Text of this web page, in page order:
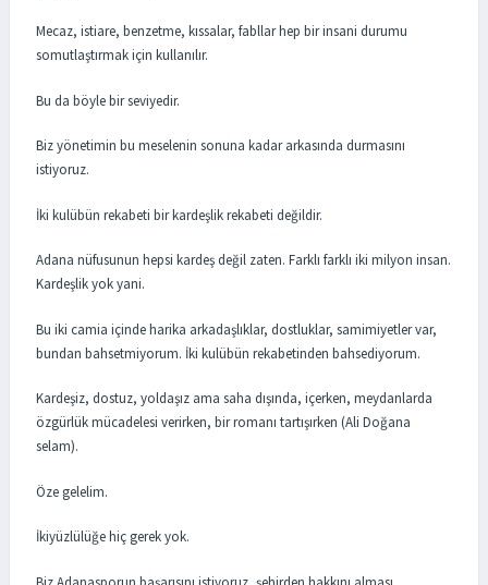
Mecaz, istiare, benzetme, kıssalar, fabllar hep bir insani durumu
somutlaştırmak için kullanılır.
Bu da böyle bir seviyedir.
Biz yönetimin bu meselenin sonuna kadar arkasında durmasını
istiyoruz.
İki kulübün rekabeti bir kardeşlik rekabeti değildir.
Adana nüfusunun hepsi kardeş değil zaten. Farklı farklı iki milyon insan.
Kardeşlik yok yani.
Bu iki camia içinde harika arkadaşlıklar, dostluklar, samimiyetler var,
bundan bahsetmiyorum. İki kulübün rekabetinden bahsediyorum.
Kardeşiz, dostuz, yoldaşız ama saha dışında, içerken, meydanlarda
özgürlük mücadelesi verirken, bir romanı tartışırken (Ali Doğana
selam).
Öze gelelim.
İkiyüzlülüğe hiç gerek yok.